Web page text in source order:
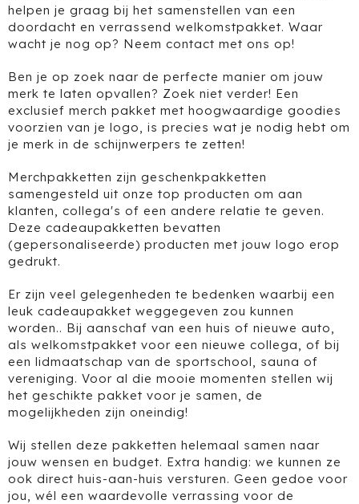
helpen je graag bij het samenstellen van een
doordacht en verrassend welkomstpakket. Waar
wacht je nog op? Neem contact met ons op!
Ben je op zoek naar de perfecte manier om jouw
merk te laten opvallen? Zoek niet verder! Een
exclusief merch pakket met hoogwaardige goodies
voorzien van je logo, is precies wat je nodig hebt om
je merk in de schijnwerpers te zetten!
Merchpakketten zijn geschenkpakketten
samengesteld uit onze top producten om aan
klanten, collega's of een andere relatie te geven.
Deze cadeaupakketten bevatten
(gepersonaliseerde) producten met jouw logo erop
gedrukt.
Er zijn veel gelegenheden te bedenken waarbij een
leuk cadeaupakket weggegeven zou kunnen
worden.. Bij aanschaf van een huis of nieuwe auto,
als welkomstpakket voor een nieuwe collega, of bij
een lidmaatschap van de sportschool, sauna of
vereniging. Voor al die mooie momenten stellen wij
het geschikte pakket voor je samen, de
mogelijkheden zijn oneindig!
Wij stellen deze pakketten helemaal samen naar
jouw wensen en budget. Extra handig: we kunnen ze
ook direct huis-aan-huis versturen. Geen gedoe voor
jou, wél een waardevolle verrassing voor de